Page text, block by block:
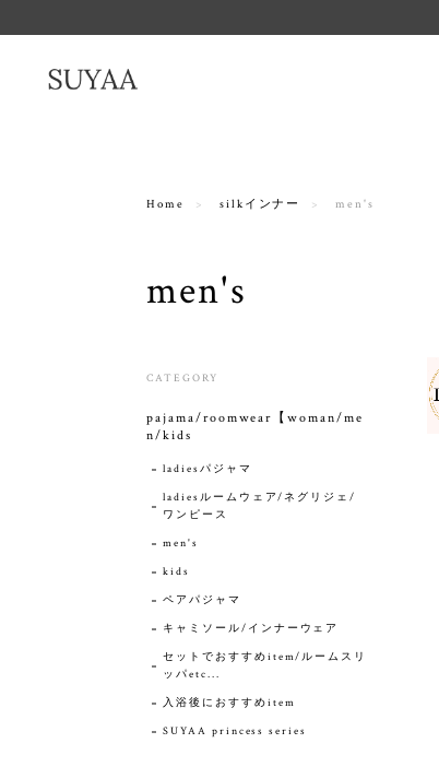
Home silkインナー men's
men's
CATEGORY
pajama/roomwear【woman/me
n/kids
ladiesパジャマ
ladiesルームウェア/ネグリジェ/
ワンピース
men's
kids
ペアパジャマ
キャミソール/インナーウェア
セットでおすすめitem/ルームスリ
ッパetc...
入浴後におすすめitem
SUYAA princess series